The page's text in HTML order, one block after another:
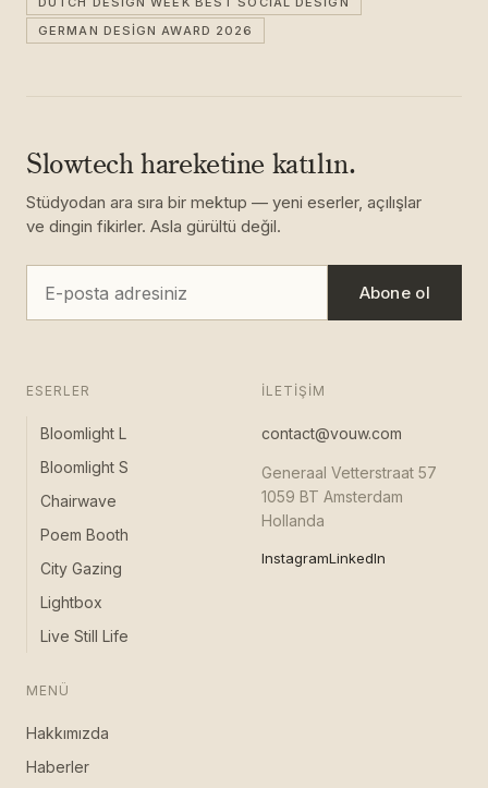
GERMAN DESIGN AWARD 2026
Slowtech hareketine katılın.
Stüdyodan ara sıra bir mektup — yeni eserler, açılışlar
ve dingin fikirler. Asla gürültü değil.
Abone ol
ESERLER
Bloomlight L
Bloomlight S
Chairwave
Poem Booth
City Gazing
Lightbox
Live Still Life
MENÜ
Hakkımızda
Haberler
İLETIŞIM
contact@vouw.com
Generaal Vetterstraat 57
1059 BT Amsterdam
Hollanda
InstagramLinkedIn